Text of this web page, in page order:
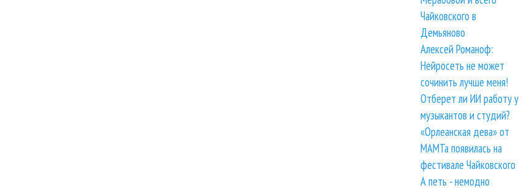
Чайковского в
Демьяново
Алексей Романоф:
Нейросеть не может
сочинить лучше меня!
Отберет ли ИИ работу у
музыкантов и студий?
«Орлеанская дева» от
МАМТа появилась на
фестивале Чайковского
А петь - немодно